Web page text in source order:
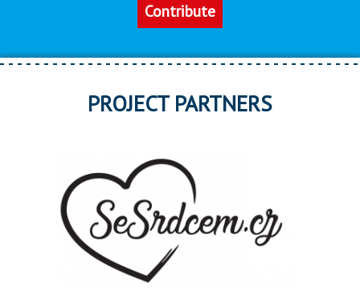
Contribute
PROJECT PARTNERS